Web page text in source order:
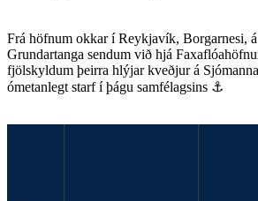
Frá höfnum okkar í Reykjavík, Borgarnesi,
Grundartanga sendum við hjá
fjölskyldum þeirra hlýjar kveðjur á
ómetanlegt starf í þágu samfélagsins ⚓